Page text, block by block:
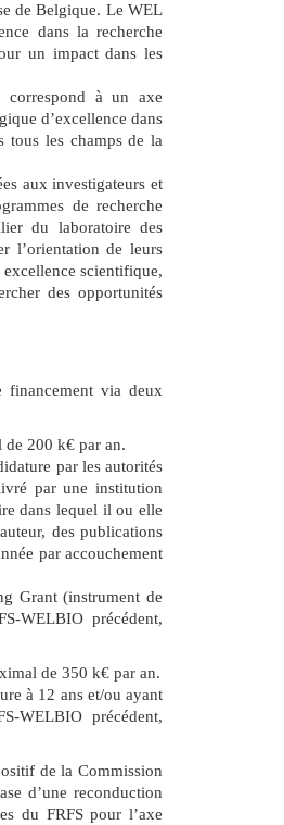
de Belgique. Le WEL
dans la recherche
un impact dans les
à un axe
d’excellence dans
tous les champs de la
aux investigateurs et
de recherche
du laboratoire des
l’orientation de leurs
scientifique,
des opportunités
financement via deux
de 200 k€ par an.
par les autorités
par une institution
dans lequel il ou elle
des publications
par accouchement
Grant (instrument de
WELBIO précédent,
de 350 k€ par an.
à 12 ans et/ou ayant
WELBIO précédent,
de la Commission
d’une reconduction
du FRFS pour l’axe